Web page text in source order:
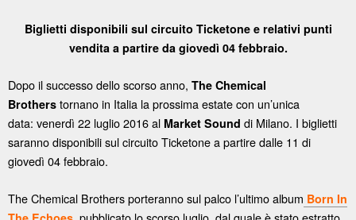
Biglietti disponibili sul circuito Ticketone e relativi punti
vendita a partire da giovedì 04 febbraio.
Dopo il successo dello scorso anno, The Chemical
Brothers tornano in Italia la prossima estate con un’unica
data: venerdì 22 luglio 2016 al Market Sound di Milano. I biglietti
saranno disponibili sul circuito Ticketone a partire dalle 11 di
giovedì 04 febbraio.
The Chemical Brothers porteranno sul palco l’ultimo album Born In